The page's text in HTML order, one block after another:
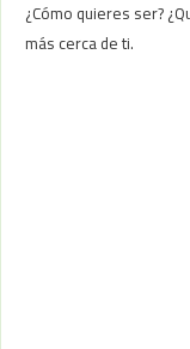
¿Cómo quieres ser?
más cerca de ti.